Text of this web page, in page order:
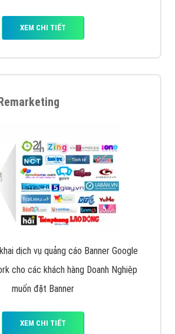
XEM CHI TIẾT
dịch vụ quảng cáo Banner Google
cho các khách hàng Doanh Nghiệp
muốn đặt Banner
XEM CHI TIẾT